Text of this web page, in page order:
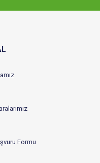
Formu